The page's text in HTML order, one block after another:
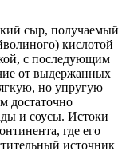
сыр, получаемый
кислотой
с последующим
от выдержанных
но упругую
достаточно
и соусы. Истоки
где его
источник